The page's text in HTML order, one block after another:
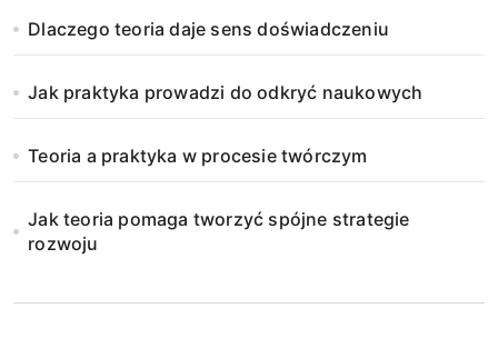
Dlaczego teoria daje sens doświadczeniu
Jak praktyka prowadzi do odkryć naukowych
Teoria a praktyka w procesie twórczym
Jak teoria pomaga tworzyć spójne strategie
rozwoju